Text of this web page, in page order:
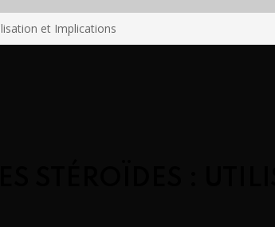
et Implications